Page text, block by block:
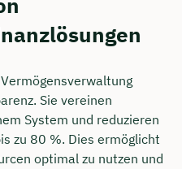
Sie vereinen
System und reduzieren
zu 80 %. Dies ermöglicht
optimal zu nutzen und